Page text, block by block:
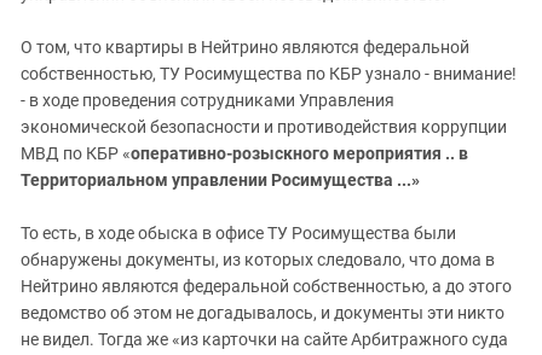
О том, что квартиры в Нейтрино являются федеральной
собственностью, ТУ Росимущества по КБР узнало - внимание!
- в ходе проведения сотрудниками Управления
экономической безопасности и противодействия коррупции
МВД по КБР «оперативно-розыскного мероприятия .. в
Территориальном управлении Росимущества ...»
То есть, в ходе обыска в офисе ТУ Росимущества были
обнаружены документы, из которых следовало, что дома в
Нейтрино являются федеральной собственностью, а до этого
ведомство об этом не догадывалось, и документы эти никто
не видел. Тогда же «из карточки на сайте Арбитражного суда